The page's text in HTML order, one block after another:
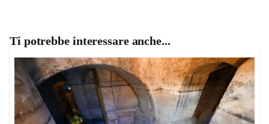
Ti potrebbe interessare anche...